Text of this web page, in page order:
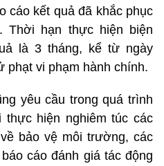
cáo kết quả đã khắc phục
Thời hạn thực hiện biện
là 3 tháng, kể từ ngày
phạt vi phạm hành chính.
yêu cầu trong quá trình
thực hiện nghiêm túc các
bảo vệ môi trường, các
cáo đánh giá tác động